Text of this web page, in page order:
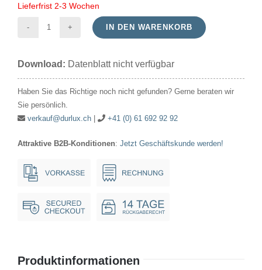
Lieferfrist 2-3 Wochen
Kugellampe
15W
Ba15d
Menge
IN DEN WARENKORB
Download: Datenblatt nicht verfügbar
Haben Sie das Richtige noch nicht gefunden? Gerne beraten wir
Sie persönlich.
verkauf@durlux.ch| +41 (0) 61 692 92 92
Attraktive B2B-Konditionen: Jetzt Geschäftskunde werden!
Produktinformationen